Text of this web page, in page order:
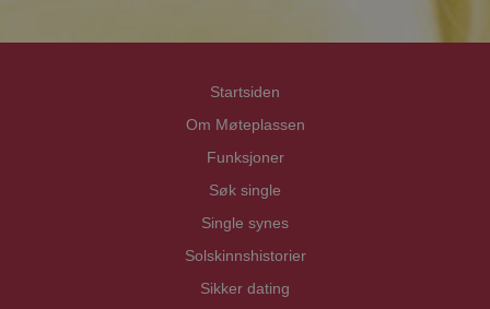
Startsiden
Om Møteplassen
Funksjoner
Søk single
Single synes
Solskinnshistorier
Sikker dating